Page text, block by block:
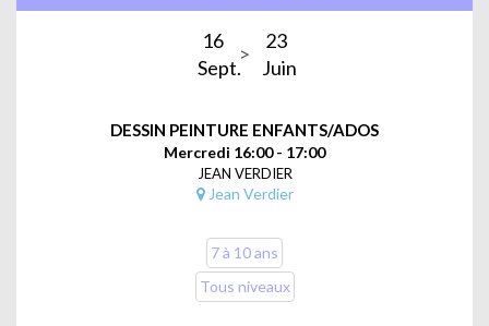
16
Sept.
23
Juin
DESSIN PEINTURE ENFANTS/ADOS
Mercredi 16:00 - 17:00
JEAN VERDIER
Jean Verdier
7 à 10 ans
Tous niveaux